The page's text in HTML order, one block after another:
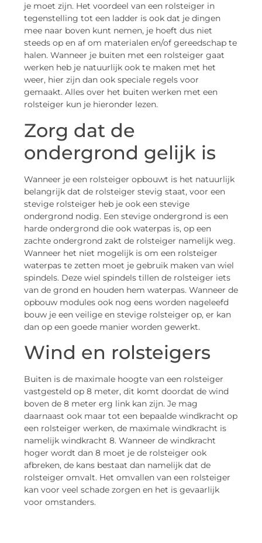
je moet zijn. Het voordeel van een rolsteiger in
tegenstelling tot een ladder is ook dat je dingen
mee naar boven kunt nemen, je hoeft dus niet
steeds op en af om materialen en/of gereedschap te
halen. Wanneer je buiten met een rolsteiger gaat
werken heb je natuurlijk ook te maken met het
weer, hier zijn dan ook speciale regels voor
gemaakt. Alles over het buiten werken met een
rolsteiger kun je hieronder lezen.
Zorg dat de
ondergrond gelijk is
Wanneer je een rolsteiger opbouwt is het natuurlijk
belangrijk dat de rolsteiger stevig staat, voor een
stevige rolsteiger heb je ook een stevige
ondergrond nodig. Een stevige ondergrond is een
harde ondergrond die ook waterpas is, op een
zachte ondergrond zakt de rolsteiger namelijk weg.
Wanneer het niet mogelijk is om een rolsteiger
waterpas te zetten moet je gebruik maken van wiel
spindels. Deze wiel spindels tillen de rolsteiger iets
van de grond en houden hem waterpas. Wanneer de
opbouw modules ook nog eens worden nageleefd
bouw je een veilige en stevige rolsteiger op, er kan
dan op een goede manier worden gewerkt.
Wind en rolsteigers
Buiten is de maximale hoogte van een rolsteiger
vastgesteld op 8 meter, dit komt doordat de wind
boven de 8 meter erg link kan zijn. Je mag
daarnaast ook maar tot een bepaalde windkracht op
een rolsteiger werken, de maximale windkracht is
namelijk windkracht 8. Wanneer de windkracht
hoger wordt dan 8 moet je de rolsteiger ook
afbreken, de kans bestaat dan namelijk dat de
rolsteiger omvalt. Het omvallen van een rolsteiger
kan voor veel schade zorgen en het is gevaarlijk
voor omstanders.